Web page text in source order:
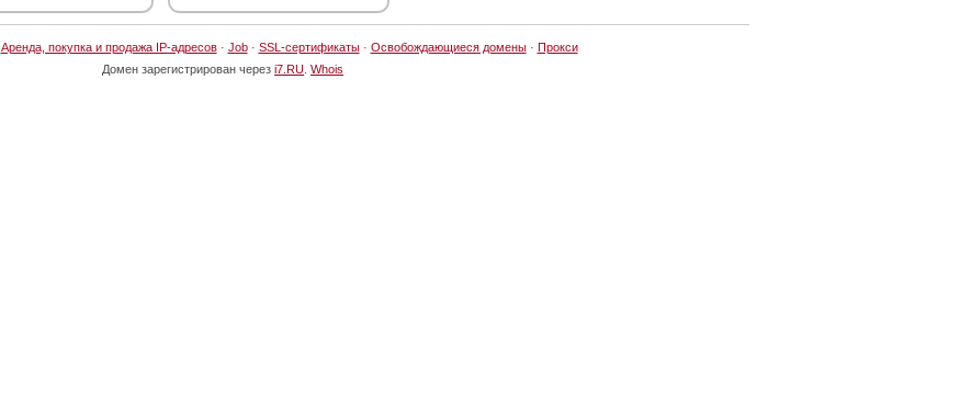
Аренда, покупка и продажа IP-адресов· Job· SSL-сертификаты· Освобождающиеся домены· Прокси
Домен зарегистрирован через i7.RU Whois